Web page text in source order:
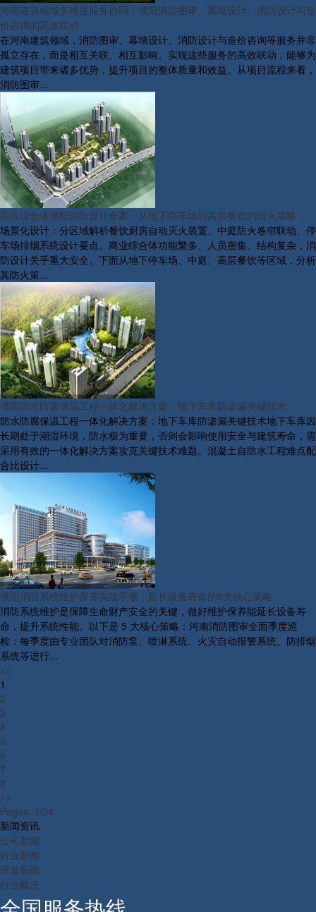
河南建筑领域多维度服务协同：濮阳消防图审、幕墙设计、消防设计与造
价咨询的高效联动
在河南建筑领域，消防图审、幕墙设计、消防设计与造价咨询等服务并非
孤立存在，而是相互关联、相互影响。实现这些服务的高效联动，能够为
建筑项目带来诸多优势，提升项目的整体质量和效益。从项目流程来看，
消防图审...
商业综合体濮阳消防设计全案：从地下停车场到高层餐饮的防火策略
场景化设计：分区域解析餐饮厨房自动灭火装置、中庭防火卷帘联动、停
车场排烟系统设计要点。商业综合体功能繁多、人员密集、结构复杂，消
防设计关乎重大安全。下面从地下停车场、中庭、高层餐饮等区域，分析
其防火策...
濮阳防水防腐保温工程一体化解决方案：地下车库防渗漏关键技术
防水防腐保温工程一体化解决方案：地下车库防渗漏关键技术地下车库因
长期处于潮湿环境，防水极为重要，否则会影响使用安全与建筑寿命，需
采用有效的一体化解决方案攻克关键技术难题。混凝土自防水工程难点配
合比设计...
濮阳消防系统维护保养实战手册：延长设备寿命的5大核心策略
消防系统维护是保障生命财产安全的关键，做好维护保养能延长设备寿
命，提升系统性能。以下是 5 大核心策略：河南消防图审全面季度巡
检：每季度由专业团队对消防泵、喷淋系统、火灾自动报警系统、防排烟
系统等进行...
<<
1
2
3
4
5
6
7
8
>>
Pages: 1/24
新闻资讯
公司新闻
行业新闻
研发新闻
行业概况